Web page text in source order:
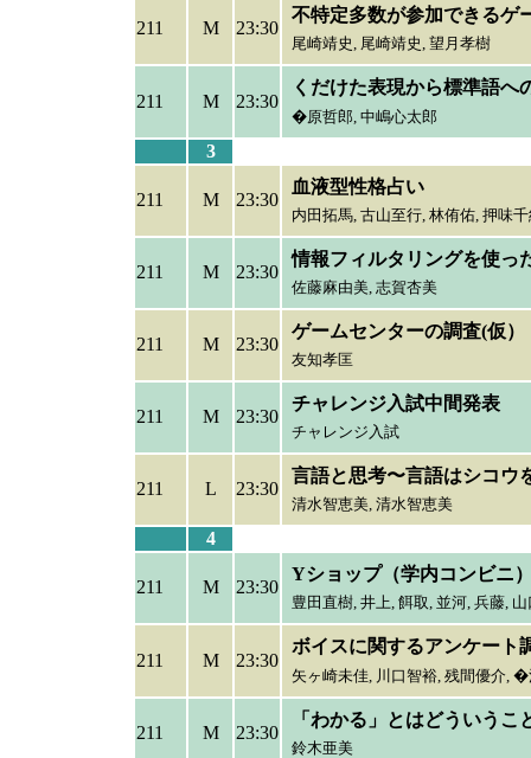
211 M 23:30
不特定多数が参加できるゲ
尾崎靖史, 尾崎靖史, 望月孝樹
211 M 23:30
くだけた表現から標準語へ
�原哲郎, 中嶋心太郎
3
211 M 23:30
血液型性格占い
内田拓馬, 古山至行, 林侑佑, 押味
211 M 23:30
情報フィルタリングを使っ
佐藤麻由美, 志賀杏美
211 M 23:30
ゲームセンターの調査(仮）
友知孝匡
211 M 23:30
チャレンジ入試中間発表
チャレンジ入試
211 L 23:30
言語と思考〜言語はシコウ
清水智恵美, 清水智恵美
4
211 M 23:30
Yショップ（学内コンビニ
豊田直樹, 井上, 餌取, 並河, 兵藤, 山
211 M 23:30
ボイスに関するアンケート
矢ヶ崎未佳, 川口智裕, 残間優介,
211 M 23:30
「わかる」とはどういうこ
鈴木亜美